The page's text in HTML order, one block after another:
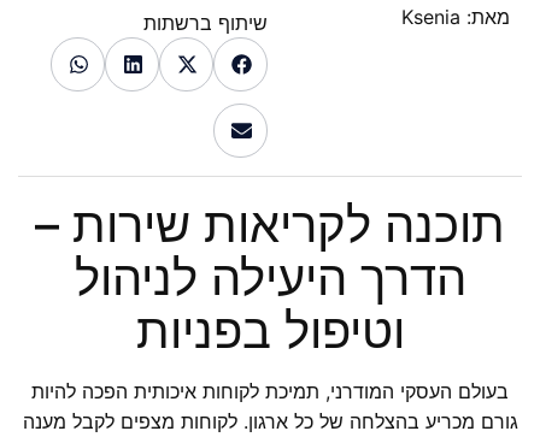
מאת: שיתוף ברשתות
תוכנה לקריאות שירות –
הדרך היעילה לניהול
וטיפול בפניות
בעולם העסקי המודרני, תמיכת לקוחות איכותית הפכה להיות
גורם מכריע בהצלחה של כל ארגון. לקוחות מצפים לקבל מענה